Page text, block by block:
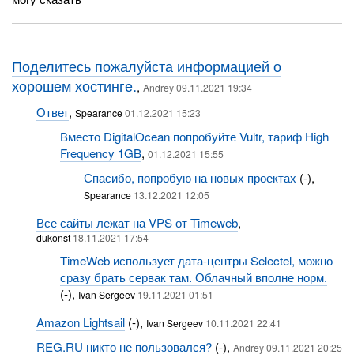
Поделитесь пожалуйста информацией о
хорошем хостинге.,Andrey 09.11.2021 19:34
Ответ, Spearance01.12.2021 15:23
Вместо DigitalOcean попробуйте Vultr, тариф High
Frequency 1GB, 01.12.2021 15:55
Спасибо, попробую на новых проектах (-),
Spearance 13.12.2021 12:05
Все сайты лежат на VPS от Timeweb,
dukonst 18.11.2021 17:54
TimeWeb использует дата-центры Selectel, можно
сразу брать сервак там. Облачный вполне норм.
(-), Ivan Sergeev 19.11.2021 01:51
Amazon Lightsail(-), Ivan Sergeev 10.11.2021 22:41
REG.RU никто не пользовался?(-), Andrey 09.11.2021 20:25